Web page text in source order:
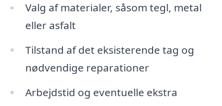
Valg af materialer, såsom tegl, metal
eller asfalt
Tilstand af det eksisterende tag og
nødvendige reparationer
Arbejdstid og eventuelle ekstra